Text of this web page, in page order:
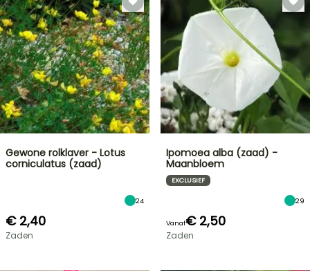
Gewone rolklaver - Lotus
corniculatus (zaad)
24
€ 2,40
Zaden
Ipomoea alba (zaad) -
Maanbloem
EXCLUSIEF
29
Vanaf€ 2,50
Zaden